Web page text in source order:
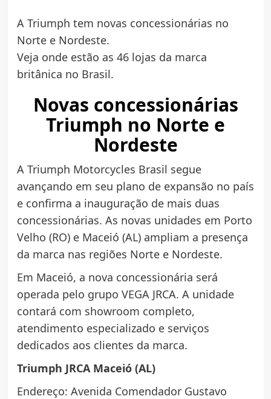
A Triumph tem novas concessionárias no
Norte e Nordeste.
Veja onde estão as 46 lojas da marca
britânica no Brasil.
Novas concessionárias
Triumph no Norte e
Nordeste
A Triumph Motorcycles Brasil segue
avançando em seu plano de expansão no país
e confirma a inauguração de mais duas
concessionárias. As novas unidades em Porto
Velho (RO) e Maceió (AL) ampliam a presença
da marca nas regiões Norte e Nordeste.
Em Maceió, a nova concessionária será
operada pelo grupo VEGA JRCA. A unidade
contará com showroom completo,
atendimento especializado e serviços
dedicados aos clientes da marca.
Triumph JRCA Maceió (AL)
Endereço: Avenida Comendador Gustavo